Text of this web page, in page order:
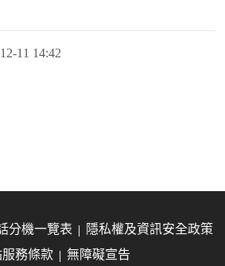
11 14:42
分機一覽表
隱私權及資訊安全政策
務條款
無障礙宣告